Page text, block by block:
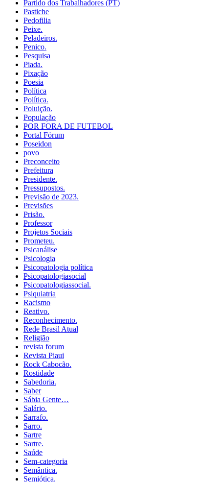
Partido dos Trabalhadores (PT)
Pastiche
Pedofilia
Peixe.
Peladeiros.
Penico.
Pesquisa
Piada.
Pixação
Poesia
Política
Política.
Poluição.
População
POR FORA DE FUTEBOL
Portal Fórum
Poseidon
povo
Preconceito
Prefeitura
Presidente.
Pressupostos.
Previsão de 2023.
Previsões
Prisão.
Professor
Projetos Sociais
Prometeu.
Psicanálise
Psicologia
Psicopatologia política
Psicopatologiasocial
Psicopatologiassocial.
Psiquiatria
Racismo
Reativo.
Reconhecimento.
Rede Brasil Atual
Religião
revista forum
Revista Piaui
Rock Cabocão.
Rostidade
Sabedoria.
Saber
Sábia Gente…
Salário.
Sarrafo.
Sarro.
Sartre
Sartre.
Saúde
Sem-categoria
Semântica.
Semiótica.